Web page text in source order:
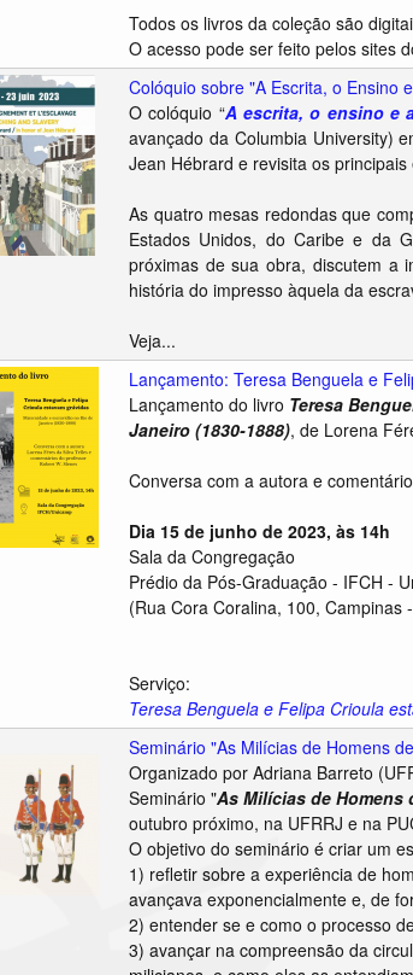
Todos os livros da coleção são
O acesso pode ser feito pelos sites
Colóquio sobre "A Escrita, o Ensino
O colóquio “A escrita, o ensino e
avançado da Columbia University)
Jean Hébrard e revisita os
As quatro mesas redondas que
Estados Unidos, do Caribe e da
próximas de sua obra, discutem a
história do impresso àquela da
Veja...
Lançamento: Teresa Benguela e
Lançamento do livro Teresa
Janeiro (1830-1888), de Lorena
Conversa com a autora e
Dia 15 de junho de 2023, às 14h
Sala da Congregação
Prédio da Pós-Graduação - IFCH -
(Rua Cora Coralina, 100, Campinas
Serviço:
Teresa Benguela e Felipa Crioula
Seminário "As Milícias de Homens
Organizado por Adriana Barreto
Seminário "As Milícias de Homens
outubro próximo, na UFRRJ e na
O objetivo do seminário é criar um
1) refletir sobre a experiência de
avançava exponencialmente e, de
2) entender se e como o processo
3) avançar na compreensão da